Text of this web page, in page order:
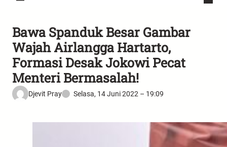
Bawa Spanduk Besar Gambar
Wajah Airlangga Hartarto,
Formasi Desak Jokowi Pecat
Menteri Bermasalah!
Djevit Pray Selasa, 14 Juni 2022 – 19:09